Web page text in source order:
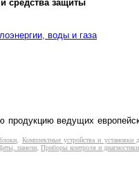
средства защиты
воды и газа
продукцию ведущих
, Комплектные устройства и
панели, Приборы контроля и диагностики